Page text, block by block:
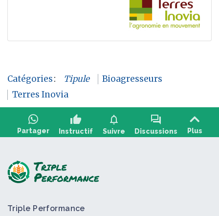
Catégories: Tipule
Bioagresseurs
Terres Inovia
Partager
thumb_up
Instructif
notifications
Suivre
forum
Discussions Plus
Triple Performance